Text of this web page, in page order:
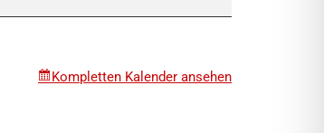
Kompletten Kalender ansehen